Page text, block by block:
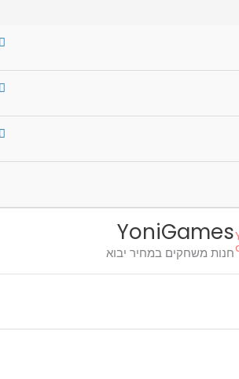
YoniGames
חנות משחקים במחיר יבוא